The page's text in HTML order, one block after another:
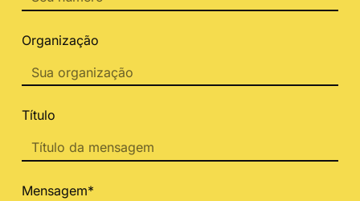
Organização
Título
Mensagem*